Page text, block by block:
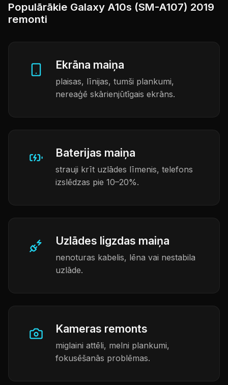
Populārākie Galaxy A10s (SM-A107) 2019
remonti
Ekrāna maiņa
plaisas, līnijas, tumši plankumi,
nereaģē skārienjūtīgais ekrāns.
Baterijas maiņa
strauji krīt uzlādes līmenis, telefons
izslēdzas pie 10–20%.
Uzlādes ligzdas maiņa
nenoturas kabelis, lēna vai nestabila
uzlāde.
Kameras remonts
miglaini attēli, melni plankumi,
fokusēšanās problēmas.